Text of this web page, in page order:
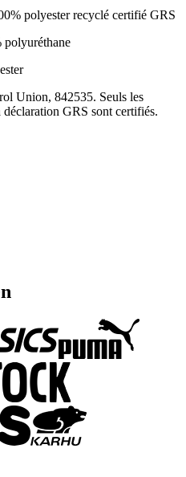
polyester recyclé certifié GRS
polyuréthane
Union, 842535. Seuls les
GRS sont certifiés.